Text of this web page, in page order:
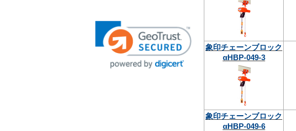
象印チェーンブロック
αHBP-049-3
象印チェーンブロック
αHBP-049-6